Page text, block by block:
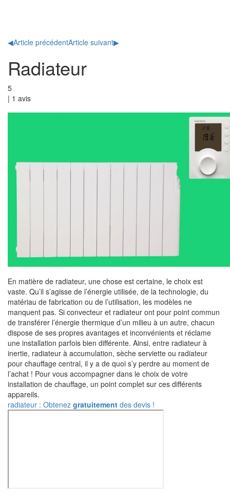
◀Article précédentArticle suivant▶
Radiateur
5
| 1 avis
En matière de radiateur, une chose est certaine, le choix est
vaste. Qu’il s’agisse de l’énergie utilisée, de la technologie, du
matériau de fabrication ou de l’utilisation, les modèles ne
manquent pas. Si convecteur et radiateur ont pour point commun
de transférer l’énergie thermique d’un milieu à un autre, chacun
dispose de ses propres avantages et inconvénients et réclame
une installation parfois bien différente. Ainsi, entre radiateur à
inertie, radiateur à accumulation, sèche serviette ou radiateur
pour chauffage central, il y a de quoi s’y perdre au moment de
l’achat ! Pour vous accompagner dans le choix de votre
installation de chauffage, un point complet sur ces différents
appareils.
radiateur : Obtenez gratuitement des devis !